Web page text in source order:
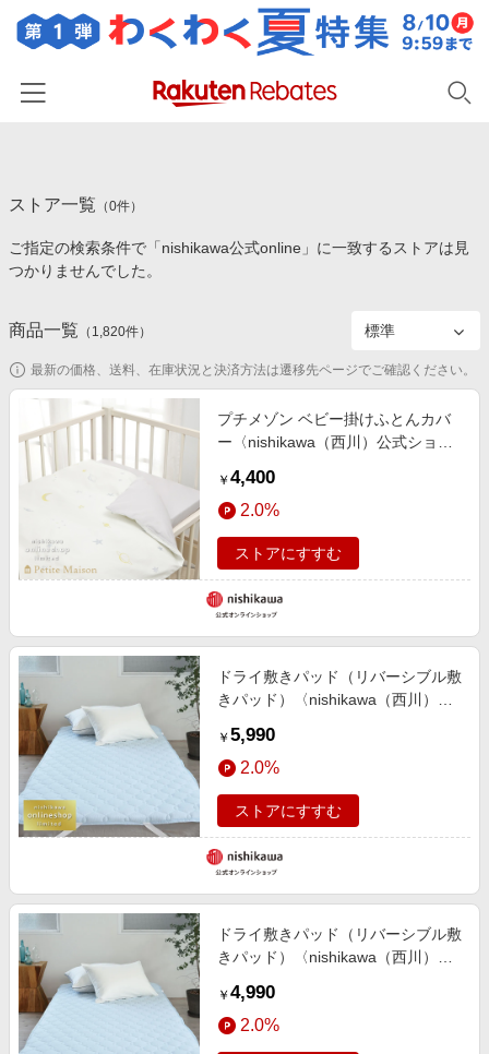
カテゴリー一覧
百貨店・総合ECモール
食品・スイーツ・お酒
コスメ・健康・医薬品
キッズ・ベビー用品
家電・PC・スマホ・カメラ
エンタメ
スポーツ・アウトドア・ゴルフ
インテリア・寝具
旅行・レジャー・ホテル予約
生活・お役立ち
金融・マネー・保険
デジタルコンテンツ
ビジネス・その他サービス
イベント一覧
初回購入者限定特典
対象ストア新規限定特典
新着ストアのご紹介
電子書籍特集
楽天ペイ導入ストア
楽天サービス特集
旅行特集
お中元特集2026
とことん買い物チャレンジ
Apple公式サイト×楽天カード分割払い
Qoo10メガポ
楽天IDでログイン/会員登録
ストア一覧 （0件）
ご指定の検索条件で「nishikawa公式online」に一致するストアは見
つかりませんでした。
商品一覧 （ 1,820件）
最新の価格、送料、在庫状況と決済方法は遷移先ページでご確認ください。
プチメゾン ベビー掛けふとんカバ
ー〈nishikawa（西川）公式ショッ
￥ 4,400
2.0%
ストアにすすむ
ドライ敷きパッド（リバーシブル敷
きパッド）〈nishikawa（西川）公
ール】
￥ 5,990
2.0%
ストアにすすむ
ドライ敷きパッド（リバーシブル敷
きパッド）〈nishikawa（西川）公
ール】
￥ 4,990
2.0%